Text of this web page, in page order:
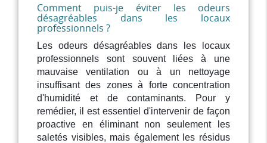
Comment puis-je éviter les odeurs
désagréables dans les locaux
professionnels ?
Les odeurs désagréables dans les locaux
professionnels sont souvent liées à une
mauvaise ventilation ou à un nettoyage
insuffisant des zones à forte concentration
d'humidité et de contaminants. Pour y
remédier, il est essentiel d'intervenir de façon
proactive en éliminant non seulement les
saletés visibles, mais également les résidus